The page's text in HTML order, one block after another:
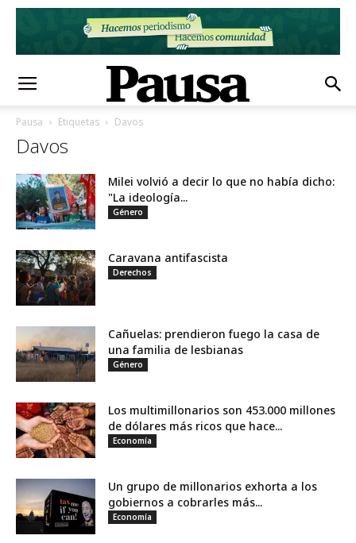
Pausa Etiquetas Davos
Davos
Milei volvió a decir lo que no había dicho:
"La ideología...
Género
Caravana antifascista
Derechos
Cañuelas: prendieron fuego la casa de
una familia de lesbianas
Género
Los multimillonarios son 453.000 millones
de dólares más ricos que hace...
Economía
Un grupo de millonarios exhorta a los
gobiernos a cobrarles más...
Economía